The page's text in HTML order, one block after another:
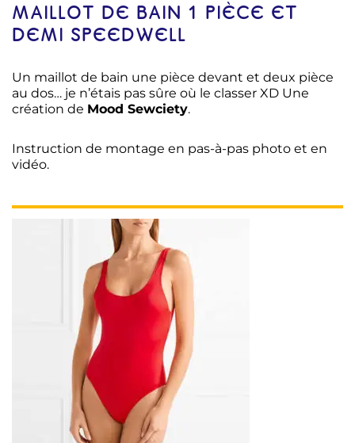
MAILLOT DE BAIN 1 PIÈCE ET
DEMI SPEEDWELL
Un maillot de bain une pièce devant et deux pièce
au dos… je n’étais pas sûre où le classer XD Une
création de Mood Sewciety.
Instruction de montage en pas-à-pas photo et en
vidéo.